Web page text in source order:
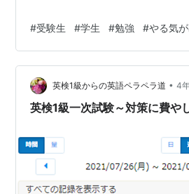
#受験生 #学生 #勉強 #やる気
英検1級からの英語ペラペラ道 • 4
英検1級一次試験～対策に費や